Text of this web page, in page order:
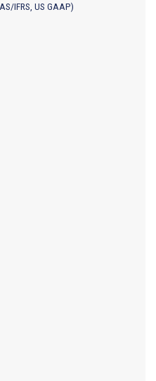
IFRS, US GAAP)